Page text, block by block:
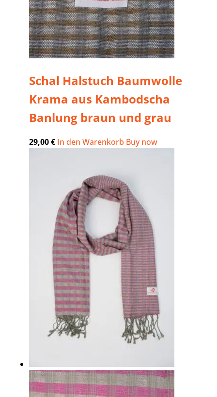
Schal Halstuch Baumwolle
Krama aus Kambodscha
Banlung braun und grau
29,00€ In den Warenkorb Buy now